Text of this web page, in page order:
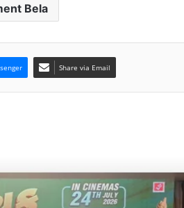
Bela
Share via Email
વન સિનેમાઝ, મુકતા A2 સિનેમાઝ
સંચાલિત મહેસાણામાં લક્ઝરી
ઉદ્ઘાટન